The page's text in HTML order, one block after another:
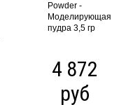
Powder -
Моделирующая
пудра 3,5 гр
4 872
руб